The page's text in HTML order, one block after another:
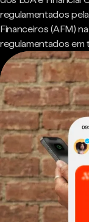
regulamentados
Financeiros (AFM)
regulamentados em